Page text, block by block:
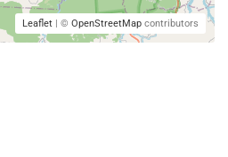
Leaflet | © OpenStreetMap contributors